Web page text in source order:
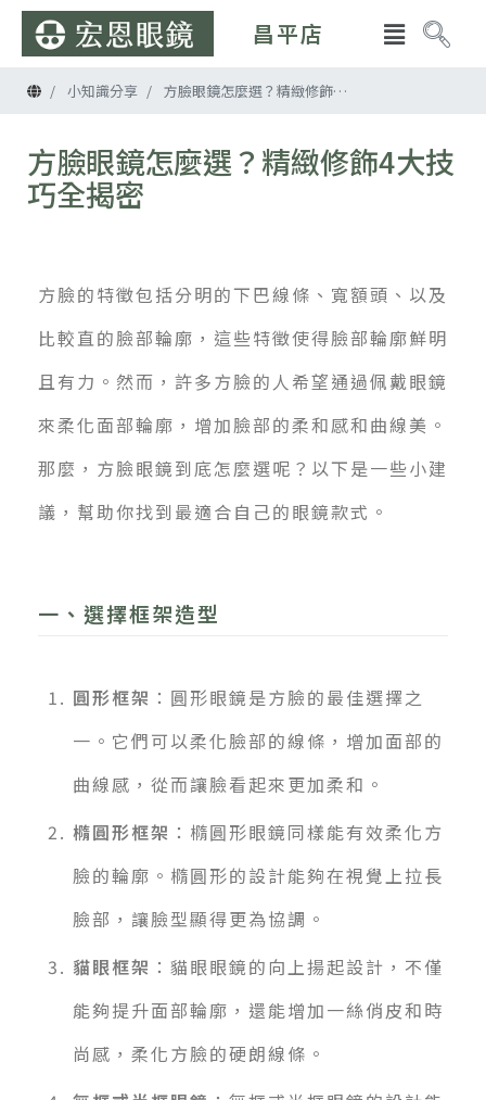
昌平店
首頁小知識分享 方臉眼鏡怎麼選？精緻修飾4大技巧全揭密
方臉眼鏡怎麼選？精緻修飾4大技
巧全揭密
方臉的特徵包括分明的下巴線條、寬額頭、以及
比較直的臉部輪廓，這些特徵使得臉部輪廓鮮明
且有力。然而，許多方臉的人希望通過佩戴眼鏡
來柔化面部輪廓，增加臉部的柔和感和曲線美。
那麼，方臉眼鏡到底怎麼選呢？以下是一些小建
議，幫助你找到最適合自己的眼鏡款式。
一、選擇框架造型
圓形框架 ：圓形眼鏡是方臉的最佳選擇之
一。它們可以柔化臉部的線條，增加面部的
曲線感，從而讓臉看起來更加柔和。
橢圓形框架 ：橢圓形眼鏡同樣能有效柔化方
臉的輪廓。橢圓形的設計能夠在視覺上拉長
臉部，讓臉型顯得更為協調。
貓眼框架 ：貓眼眼鏡的向上揚起設計，不僅
能夠提升面部輪廓，還能增加一絲俏皮和時
尚感，柔化方臉的硬朗線條。